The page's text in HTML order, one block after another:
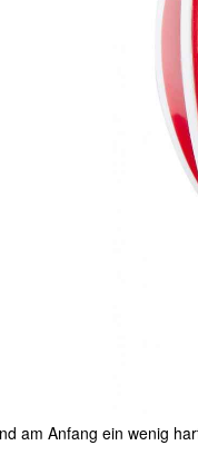
am Anfang ein wenig